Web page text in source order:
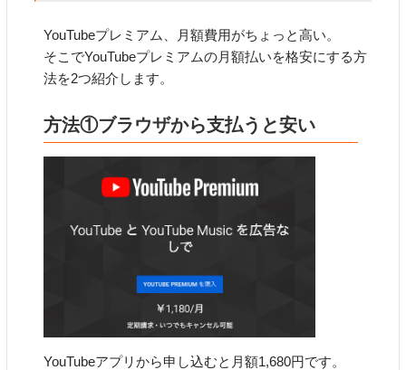
YouTubeプレミアム、月額費用がちょっと高い。
そこでYouTubeプレミアムの月額払いを格安にする方
法を2つ紹介します。
方法①ブラウザから支払うと安い
YouTubeアプリから申し込むと月額1,680円です。